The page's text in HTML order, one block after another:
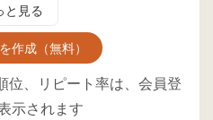
と見る
作成（無料）
位、リピート率は、会員登
示されます